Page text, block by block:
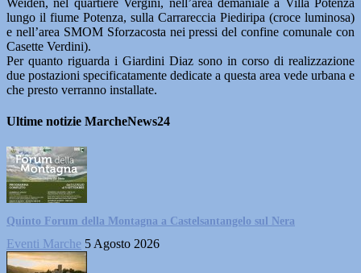
Weiden, nel quartiere Vergini, nell’area demaniale a Villa Potenza
lungo il fiume Potenza, sulla Carrareccia Piediripa (croce luminosa)
e nell’area SMOM Sforzacosta nei pressi del confine comunale con
Casette Verdini).
Per quanto riguarda i Giardini Diaz sono in corso di realizzazione
due postazioni specificatamente dedicate a questa area vede urbana e
che presto verranno installate.
Ultime notizie MarcheNews24
Quinto Forum della Montagna a Castelsantangelo sul Nera
Eventi Marche 5 Agosto 2026